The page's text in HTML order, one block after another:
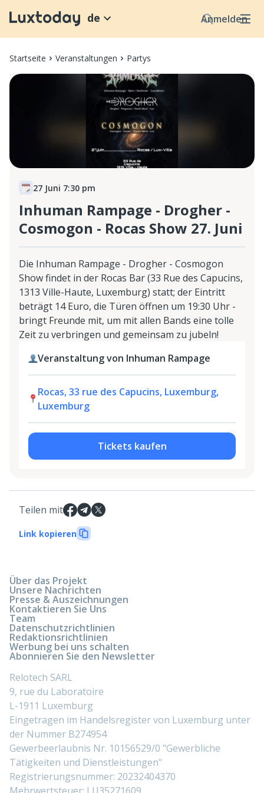
Anmelden
de
Startseite Veranstaltungen Partys
27 Juni 7:30 pm
Inhuman Rampage - Drogher -
Cosmogon - Rocas Show 27. Juni
Die Inhuman Rampage - Drogher - Cosmogon
Show findet in der Rocas Bar (33 Rue des Capucins,
1313 Ville-Haute, Luxemburg) statt; der Eintritt
beträgt 14 Euro, die Türen öffnen um 19:30 Uhr -
bringt Freunde mit, um mit allen Bands eine tolle
Zeit zu verbringen und gemeinsam zu jubeln!
Veranstaltung von Inhuman Rampage
Rocas, 33 rue des Capucins, Luxemburg,
Luxemburg
Tickets kaufen
Teilen mit
Link kopieren
Über das Projekt
Unsere Nachrichten
Presse & Auszeichnungen
Kontaktieren Sie Uns
Team
Datenschutzrichtlinien
Redaktionsrichtlinien
Werbung bei uns schalten
Abonnieren Sie den Newsletter
Relotech SARL
9, rue du Laboratoire
L-1911 Luxemburg
Eingetragen im Handelsregister von Luxemburg unter
der Nummer B274954
Gewerbeerlaubnis Nr. 10156529/0 "Gewerbliche
Tätigkeiten und Dienstleistungen"
Registrierungsnummer: 20232404370